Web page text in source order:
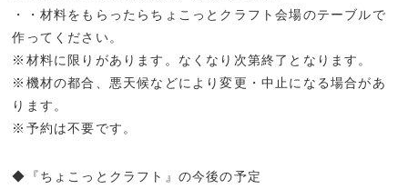
・・材料をもらったらちょこっとクラフト会場のテーブルで
作ってください。
※材料に限りがあります。なくなり次第終了となります。
※機材の都合、悪天候などにより変更・中止になる場合があ
ります。
※予約は不要です。
◆『ちょこっとクラフト』の今後の予定